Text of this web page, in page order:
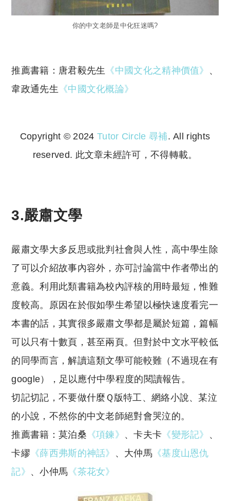
你的中文老師是中化狂迷嗎?
推薦書籍：唐君毅先生 《中國文化之精神價值》
、
韋政通先生 《中國文化概論》
Copyright © 2024 Tutor Circle 尋補. All rights
reserved. 此文章未經許可，不得轉載。
3.嚴肅文學
嚴肅文學大多反思或批判社會與人性，高中學生除
了可以介紹故事內容外，亦可討論當中作者帶出的
意義。利用此類書籍為校內評核的用時最短，惟難
度較高。原因在於假如學生希望以極快速度看完一
本書的話，其實很多嚴肅文學都是屬於短篇，篇幅
可以只有十數頁，甚至兩頁。但對於中文水平較低
的同學而言，解讀這類文學可能較難（不過現在有
google），足以應付中學程度的閱讀報告。
切記切記，不要做什麼Ｑ版特工、網絡小說、某泣
的小說，不然你的中文老師絕對會哭泣的。
推薦書籍：莫泊桑 《項鍊》 、卡夫卡 《變形記》
、
卡繆 《薛西弗斯的神話》 、大仲馬 《基度山恩仇
記》 、小仲馬 《茶花女》